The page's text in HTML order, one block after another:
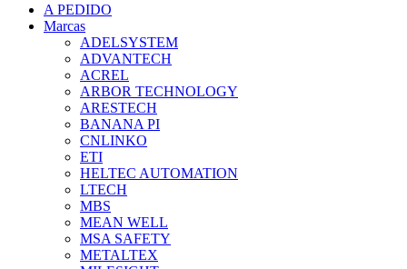
A PEDIDO
Marcas
ADELSYSTEM
ADVANTECH
ACREL
ARBOR TECHNOLOGY
ARESTECH
BANANA PI
CNLINKO
ETI
HELTEC AUTOMATION
LTECH
MBS
MEAN WELL
MSA SAFETY
METALTEX